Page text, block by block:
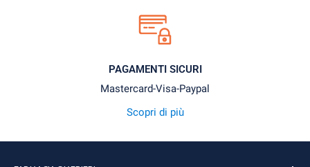
PAGAMENTI SICURI
Mastercard-Visa-Paypal
Scopri di più